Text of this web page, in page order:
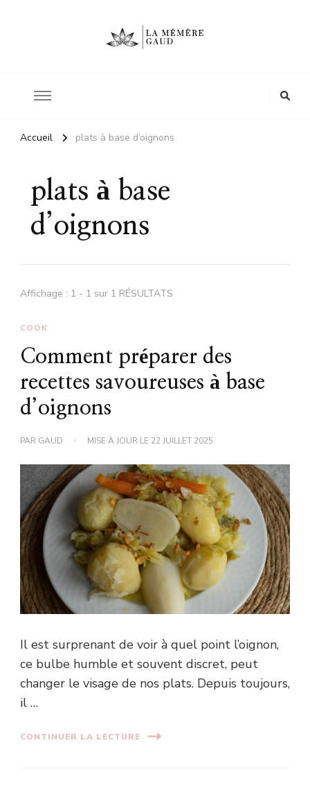
Accueil plats à base d’oignons
plats à base
d’oignons
Affichage : 1 - 1 sur 1 RÉSULTATS
COOK
Comment préparer des
recettes savoureuses à base
d’oignons
PAR GAUD MISE À JOUR LE 22 JUILLET 2025
Il est surprenant de voir à quel point l’oignon,
ce bulbe humble et souvent discret, peut
changer le visage de nos plats. Depuis toujours,
il …
CONTINUER LA LECTURE